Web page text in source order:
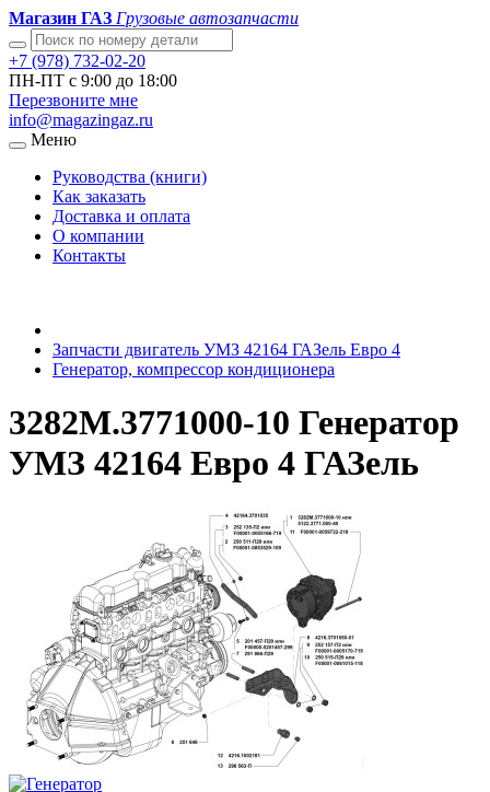
Магазин ГАЗ Грузовые автозапчасти
+7 (978) 732-02-20
ПН-ПТ с 9:00 до 18:00
Перезвоните мне
info@magazingaz.ru
Меню
Руководства (книги)
Как заказать
Доставка и оплата
О компании
Контакты
Запчасти двигатель УМЗ 42164 ГАЗель Евро 4
Генератор, компрессор кондиционера
3282М.3771000-10 Генератор
УМЗ 42164 Евро 4 ГАЗель